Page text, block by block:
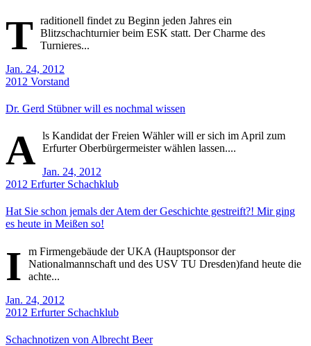
T raditionell findet zu Beginn jeden Jahres ein
Blitzschachturnier beim ESK statt. Der Charme des
Turnieres...
Jan. 24, 2012
2012 Vorstand
Dr. Gerd Stübner will es nochmal wissen
A ls Kandidat der Freien Wähler will er sich im April zum
Erfurter Oberbürgermeister wählen lassen....
Jan. 24, 2012
2012 Erfurter Schachklub
Hat Sie schon jemals der Atem der Geschichte gestreift?! Mir ging
es heute in Meißen so!
I
m Firmengebäude der UKA (Hauptsponsor der
Nationalmannschaft und des USV TU Dresden)fand heute die
achte...
Jan. 24, 2012
2012 Erfurter Schachklub
Schachnotizen von Albrecht Beer